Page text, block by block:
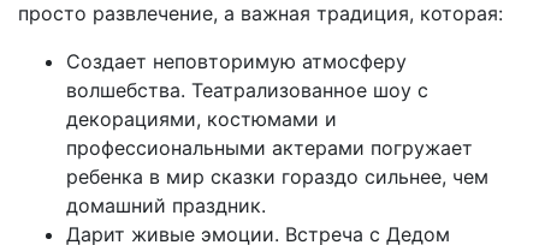
просто развлечение, а важная традиция, которая:
Создает неповторимую атмосферу
волшебства. Театрализованное шоу с
декорациями, костюмами и
профессиональными актерами погружает
ребенка в мир сказки гораздо сильнее, чем
домашний праздник.
Дарит живые эмоции. Встреча с Дедом